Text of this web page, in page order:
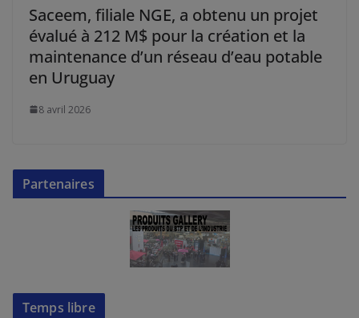
Saceem, filiale NGE, a obtenu un projet
évalué à 212 M$ pour la création et la
maintenance d’un réseau d’eau potable
en Uruguay
8 avril 2026
Partenaires
Temps libre